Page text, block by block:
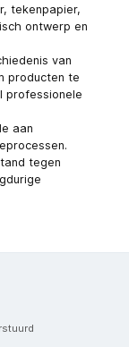
tekenpapier,
ontwerp en
van
producten te
professionele
aan
tegen